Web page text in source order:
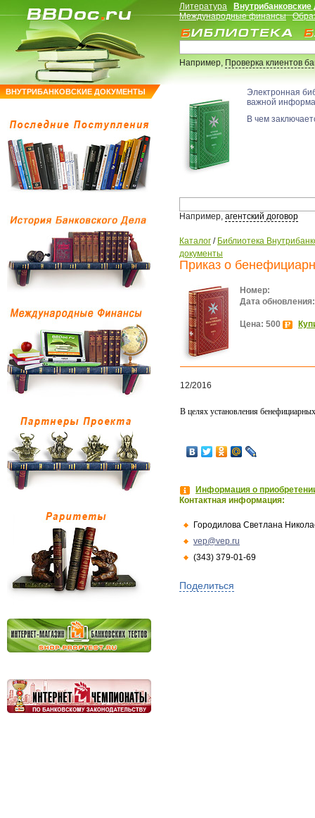
ВНУТРИБАНКОВСКИЕ ДОКУМЕНТЫ
Литература
Международные финансы
Например,Проверка клиентов
Электронная
важной
В чем
Например, агентский договор
Каталог / Библиотека
документы
Приказ о
Номер:
Дата обновления:
Цена: 500
12/2016
В целях установления
Информация о
Контактная информация:
Городилова Светлана
vep@vep.ru
(343) 379-01-69
Поделиться